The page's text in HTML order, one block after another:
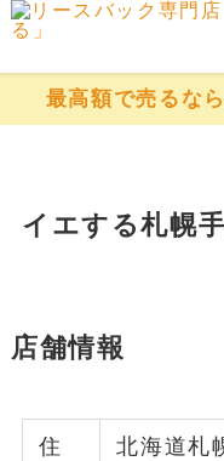
最高額で売るな
イエする札幌
店舗情報
住
北海道札